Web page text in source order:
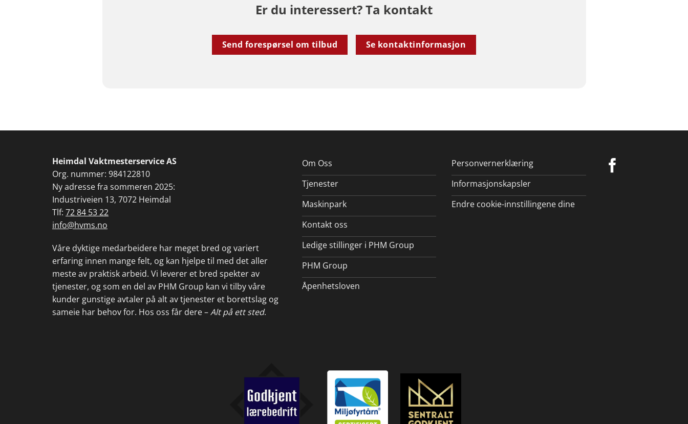
Er du interessert? Ta kontakt
Send forespørsel om tilbud Se kontaktinformasjon
Heimdal Vaktmesterservice AS
Org. nummer: 984122810
Ny adresse fra sommeren 2025:
Industriveien 13, 7072 Heimdal
Tlf: 72 84 53 22
info@hvms.no
Våre dyktige medarbeidere har meget bred og variert
erfaring innen mange felt, og kan hjelpe til med det aller
meste av praktisk arbeid. Vi leverer et bred spekter av
tjenester, og som en del av PHM Group kan vi tilby våre
kunder gunstige avtaler på alt av tjenester et borettslag og
sameie har behov for. Hos oss får dere –Alt på ett sted.
Om Oss
Tjenester
Maskinpark
Kontakt oss
Ledige stillinger i PHM Group
PHM Group
Åpenhetsloven
Personvernerklæring
Informasjonskapsler
Endre cookie-innstillingene dine